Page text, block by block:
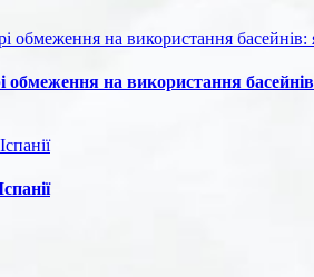
обмеження на використання